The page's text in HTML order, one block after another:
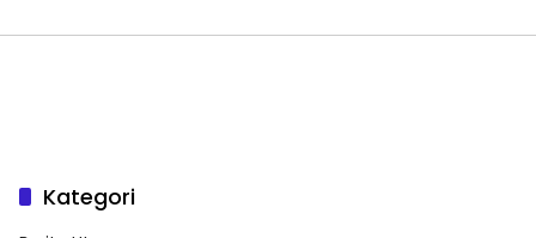
Kategori